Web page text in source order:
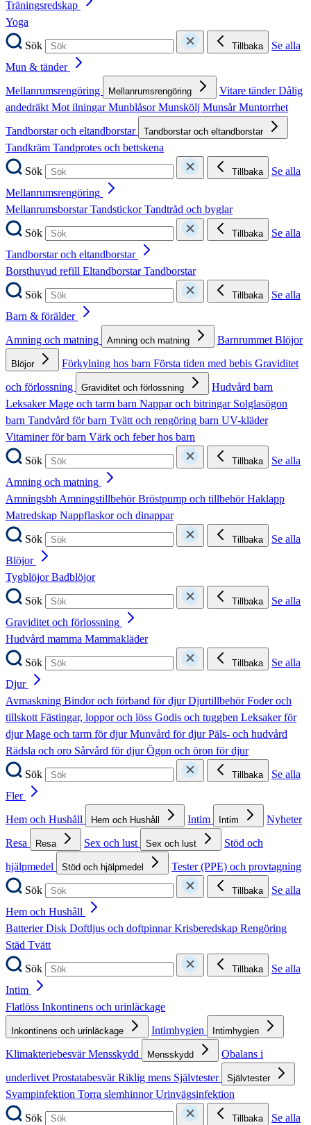
Träningsredskap
Yoga
Sök
Tillbaka
Se alla
Mun & tänder
Mellanrumsrengöring
Mellanrumsrengöring Vitare tänderDålig
andedräktMot ilningarMunblåsorMunskölj MunsårMuntorrhet
Tandborstar och eltandborstar
Tandborstar och eltandborstar
Tandkräm Tandprotes och bettskena
Sök
Tillbaka
Se alla
Mellanrumsrengöring
MellanrumsborstarTandstickorTandtråd och byglar
Sök
Tillbaka
Se alla
Tandborstar och eltandborstar
Borsthuvud refill EltandborstarTandborstar
Sök
Tillbaka
Se alla
Barn & förälder
Amning och matning
Amning och matning BarnrummetBlöjor
Blöjor Förkylning hos barn Första tiden med bebis Graviditet
och förlossning
Graviditet och förlossning
Hudvård barn
LeksakerMage och tarm barn Nappar och bitringar Solglasögon
barn Tandvård för barn Tvätt och rengöring barn UV-kläder
Vitaminer för barn Värk och feber hos barn
Sök
Tillbaka
Se alla
Amning och matning
AmningsbhAmningstillbehörBröstpump och tillbehörHaklapp
Matredskap Nappflaskor och dinappar
Sök
Tillbaka
Se alla
Blöjor
TygblöjorBadblöjor
Sök
Tillbaka
Se alla
Graviditet och förlossning
Hudvård mamma Mammakläder
Sök
Tillbaka
Se alla
Djur
Avmaskning Bindor och förband för djurDjurtillbehörFoder och
tillskottFästingar, loppor och löss Godis och tuggben Leksaker för
djurMage och tarm för djurMunvård för djurPäls- och hudvård
Rädsla och oro Sårvård för djurÖgon och öron för djur
Sök
Tillbaka
Se alla
Fler
Hem och Hushåll
Hem och Hushåll Intim Intim
Nyheter
Resa
Resa Sex och lust Sex och lust
Stöd och
hjälpmedel
Stöd och hjälpmedel
Tester (PPE) och provtagning
Sök
Tillbaka
Se alla
Hem och Hushåll
BatterierDisk Doftljus och doftpinnarKrisberedskap Rengöring
Städ Tvätt
Sök
Tillbaka
Se alla
Intim
Flatlöss Inkontinens och urinläckage
Inkontinens och urinläckage Intimhygien Intimhygien
KlimakteriebesvärMensskydd Mensskydd
Obalans i
underlivetProstatabesvärRiklig mens Självtester Självtester
Svampinfektion Torra slemhinnorUrinvägsinfektion
Sök
Tillbaka
Se alla